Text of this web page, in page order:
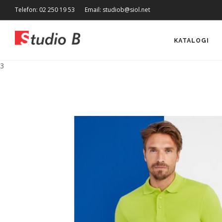
Telefon: 02 250 19 53 Email: studiob@siol.net
KATALOGI
3